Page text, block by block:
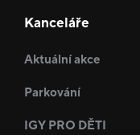
Kanceláře
Aktuální akce
Parkování
IGY PRO DĚTI